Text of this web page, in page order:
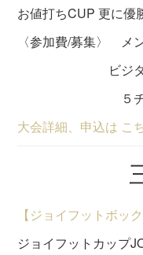
お値打ちCUP 更に
〈参加費/募集〉 メ
ビジター
５チー
大会詳細、申込は こ
【ジョイフットボッ
ジョイフットカップ